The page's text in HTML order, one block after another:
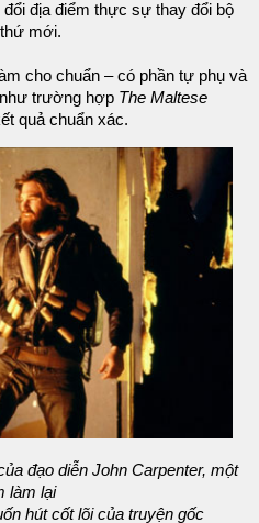
địa điểm thực sự thay đổi bộ
mới.
cho chuẩn – có phần tự phụ và
trường hợp The Maltese
quả chuẩn xác.
đạo diễn John Carpenter, một
làm lại
hút cốt lõi của truyện gốc